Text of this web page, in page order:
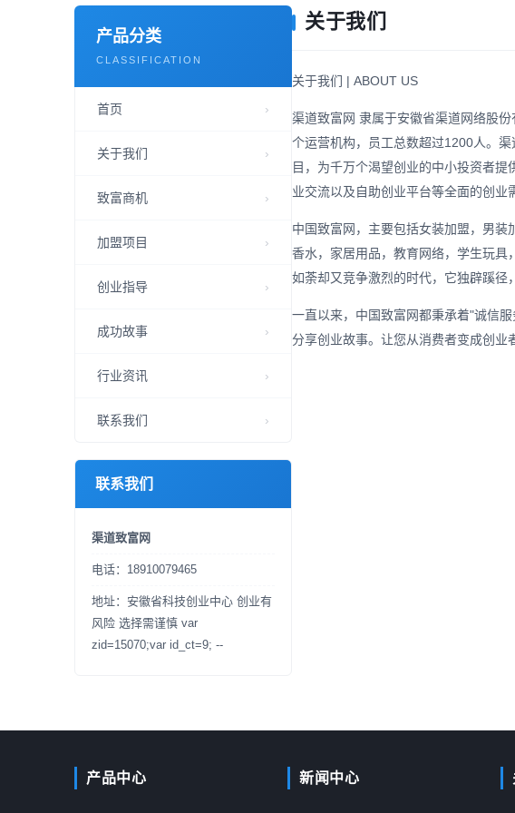
产品分类
CLASSIFICATION
首页
关于我们
致富商机
加盟项目
创业指导
成功故事
行业资讯
联系我们
联系我们
渠道致富网
电话：18910079465
地址：安徽省科技创业中心 创业有
风险 选择需谨慎 var
zid=15070;var id_ct=9; --
关于我们
关于我们 | ABOUT US
渠道致富网 隶属于安徽省渠道网络股
个运营机构，员工总数超过1200人。
目，为千万个渴望创业的中小投资者
业交流以及自助创业平台等全面的创业
中国致富网，主要包括女装加盟，男
香水，家居用品，教育网络，学生玩具
如荼却又竞争激烈的时代，它独辟蹊径
一直以来，中国致富网都秉承着"诚信
分享创业故事。让您从消费者变成创业
产品中心 新闻中心